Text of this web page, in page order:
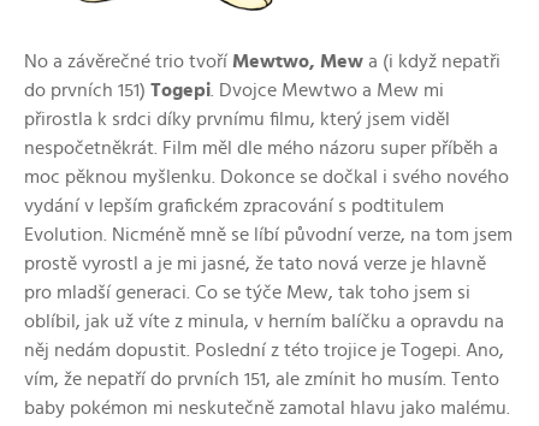
No a závěrečné trio tvoří Mewtwo, Mew a (i když nepatři
do prvních 151) Togepi. Dvojce Mewtwo a Mew mi
přirostla k srdci díky prvnímu filmu, který jsem viděl
nespočetněkrát. Film měl dle mého názoru super příběh a
moc pěknou myšlenku. Dokonce se dočkal i svého nového
vydání v lepším grafickém zpracování s podtitulem
Evolution. Nicméně mně se líbí původní verze, na tom jsem
prostě vyrostl a je mi jasné, že tato nová verze je hlavně
pro mladší generaci. Co se týče Mew, tak toho jsem si
oblíbil, jak už víte z minula, v herním balíčku a opravdu na
něj nedám dopustit. Poslední z této trojice je Togepi. Ano,
vím, že nepatří do prvních 151, ale zmínit ho musím. Tento
baby pokémon mi neskutečně zamotal hlavu jako malému.